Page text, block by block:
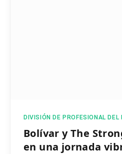
DIVISIÓN DE PROFESIONAL
Bolívar y The
en una jornada